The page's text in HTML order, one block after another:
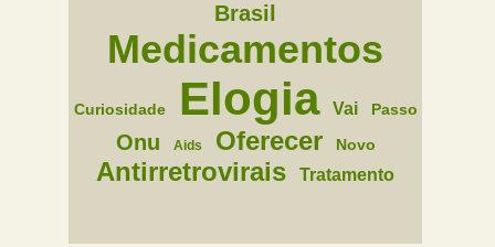
Brasil
Medicamentos
Curiosidade Elogia Vai Passo
Onu Aids Oferecer Novo
Antirretrovirais Tratamento